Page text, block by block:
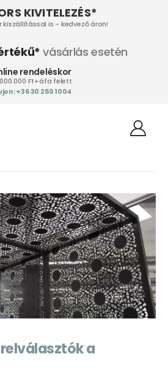
KIVITELEZÉS*
kiszállítással is - kedvező áron!
vásárlás esetén
rendeléskor
Ft+áfa felett
+36 30 250 1004‬
a